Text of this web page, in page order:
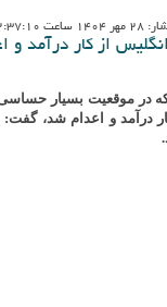
22:37:10
از کار درآمد و
که در موقعیت بسیار حساسی
درآمد و اعدام شد،